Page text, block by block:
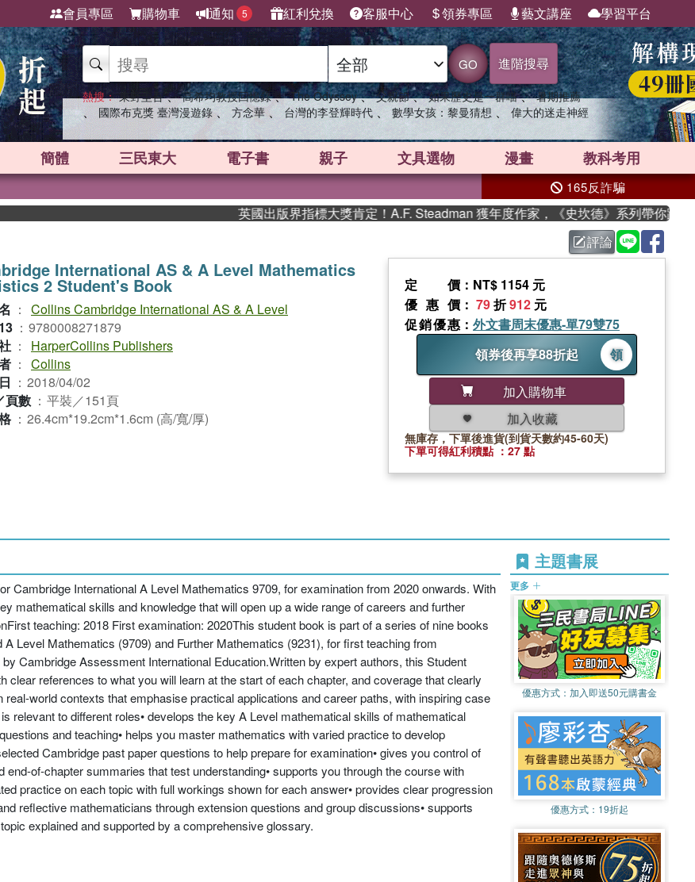
會員專區 購物車 通知 5 紅利兌換 客服中心 領券專區 藝文講座 學習平台
GO 進階搜尋
熱搜： 東野圭吾 、 高希均教授回憶錄 、 The Odyssey 、 父親節 、 如果歷史是一群喵 、 暑期推薦
、 國際布克獎 臺灣漫遊錄 、 方念華 、 台灣的李登輝時代 、 數學女孩：黎曼猜想 、 偉大的迷走神經
簡體 三民東大 電子書 親子 文具選物 漫畫 教科考用
165反詐騙
英國出版界指標大獎肯定！A.F. Steadman 獲年度作家，《史坎德》系列帶你踏上熱血
評論
International AS & A Level Mathematics
2 Student's Book
： Collins Cambridge International AS & A Level
： 9780008271879
：
HarperCollins Publishers
： Collins
： 2018/04/02
頁數 ： 平裝／151頁
： 26.4cm*19.2cm*1.6cm (高/寬/厚)
定價 ：NT$ 1154 元
優惠價 ： 79折912 元
促銷優惠 ： 外文書周末優惠-單79雙75
領券後再享88折起
領
加入購物車
加入收藏
無庫存，下單後進貨(到貨天數約45-60天)
下單可得紅利積點 ：27 點
Cambridge International A Level Mathematics 9709, for examination from 2020 onwards. With
mathematical skills and knowledge that will open up a wide range of careers and further
teaching: 2018 First examination: 2020This student book is part of a series of nine books
Level Mathematics (9709) and Further Mathematics (9231), for first teaching from
Cambridge Assessment International Education.Written by expert authors, this Student
references to what you will learn at the start of each chapter, and coverage that clearly
world contexts that emphasise practical applications and career paths, with inspiring case
to different roles• develops the key A Level mathematical skills of mathematical
and teaching• helps you master mathematics with varied practice to develop
Cambridge past paper questions to help prepare for examination• gives you control of
of-chapter summaries that test understanding• supports you through the course with
practice on each topic with full workings shown for each answer• provides clear progression
reflective mathematicians through extension questions and group discussions• supports
explained and supported by a comprehensive glossary.
主題書展
更多
優惠方式： 加入即送50元購書金
優惠方式： 19折起